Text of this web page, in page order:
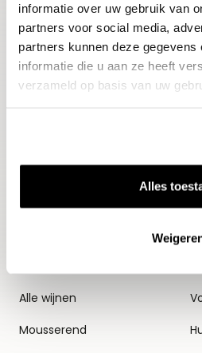
informatie over uw gebruik van
partners voor social media,
partners kunnen deze
informatie die u aan ze heeft
verzameld op basis van uw
Alles
E-mailadres
Alle wijnen
Mousserend